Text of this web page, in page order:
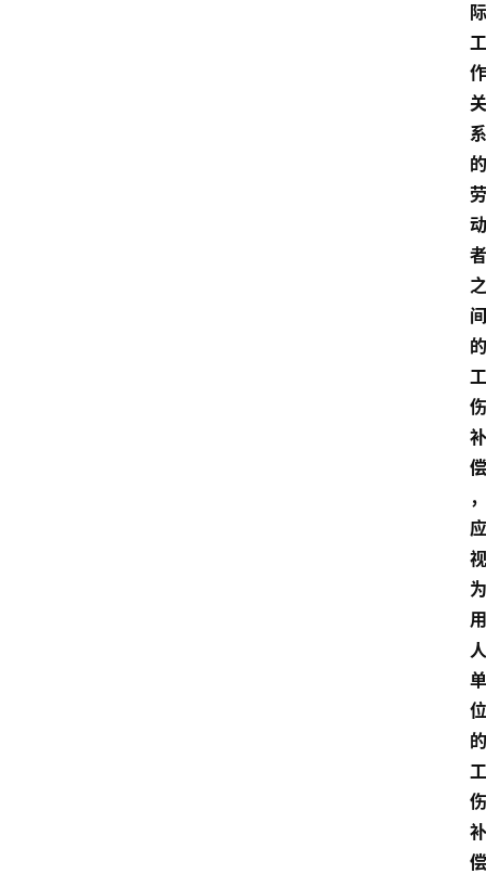
际
工
作
关
系
的
劳
动
者
之
间
的
工
伤
补
偿
，
应
视
为
用
人
单
位
的
工
伤
补
偿